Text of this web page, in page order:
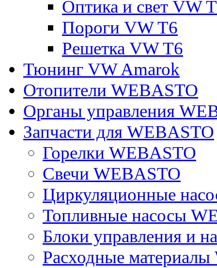
Оптика и свет VW
Пороги VW T6
Решетка VW T6
Тюнинг VW Amarok
Отопители WEBASTO
Органы управления
Запчасти для WEBASTO
Горелки WEBASTO
Свечи WEBASTO
Циркуляционные
Топливные насосы
Блоки управления и
Расходные